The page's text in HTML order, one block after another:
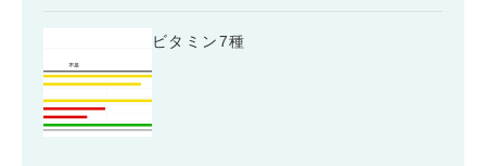
ビタミン7種